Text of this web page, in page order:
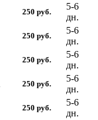
250 руб.
5-6
дн.
250 руб.
5-6
дн.
250 руб.
5-6
дн.
250 руб.
5-6
дн.
250 руб.
5-6
дн.